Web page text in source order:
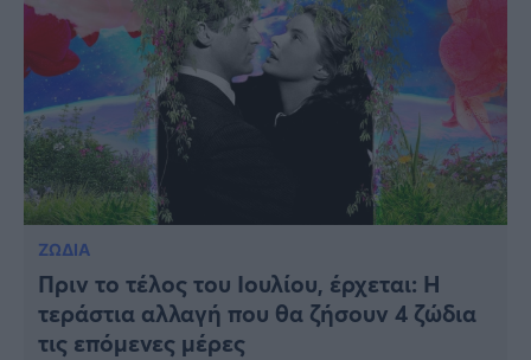
ΖΩΔΙΑ
Πριν το τέλος του Ιουλίου, έρχεται: Η
τεράστια αλλαγή που θα ζήσουν 4 ζώδια
τις επόμενες μέρες